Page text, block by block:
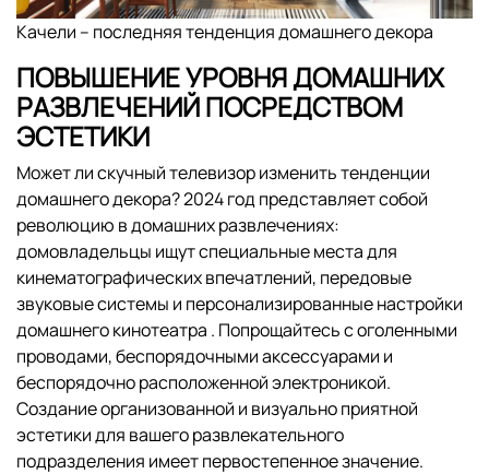
Качели – последняя тенденция домашнего декора
ПОВЫШЕНИЕ УРОВНЯ ДОМАШНИХ
РАЗВЛЕЧЕНИЙ ПОСРЕДСТВОМ
ЭСТЕТИКИ
Может ли скучный телевизор изменить тенденции
домашнего декора? 2024 год представляет собой
революцию в домашних развлечениях:
домовладельцы ищут специальные места для
кинематографических впечатлений, передовые
звуковые системы и персонализированные настройки
домашнего кинотеатра . Попрощайтесь с оголенными
проводами, беспорядочными аксессуарами и
беспорядочно расположенной электроникой.
Создание организованной и визуально приятной
эстетики для вашего развлекательного
подразделения имеет первостепенное значение.